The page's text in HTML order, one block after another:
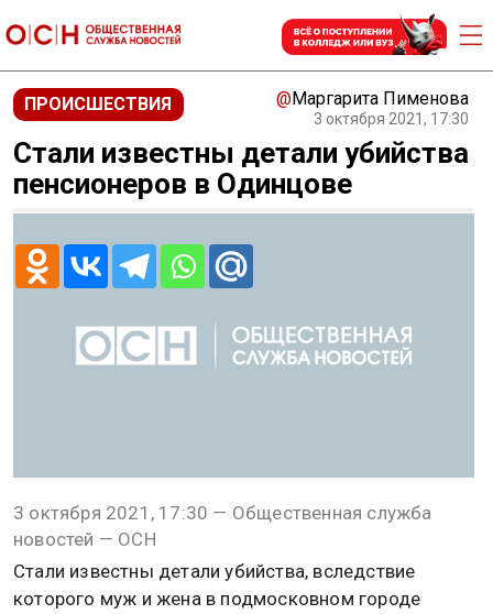
ПРОИСШЕСТВИЯ @Маргарита Пименова
3 октября 2021, 17:30
Стали известны детали убийства
пенсионеров в Одинцове
3 октября 2021, 17:30 — Общественная служба
новостей — ОСН
Стали известны детали убийства, вследствие
которого муж и жена в подмосковном городе